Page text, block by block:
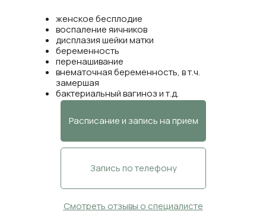
женское бесплодие
воспаление яичников
дисплазия шейки матки
беременность
перенашивание
внематочная беременность, в т.ч.
замершая
бактериальный вагиноз и т.д.
Расписание и запись на прием
Запись по телефону
Смотреть отзывы о специалисте